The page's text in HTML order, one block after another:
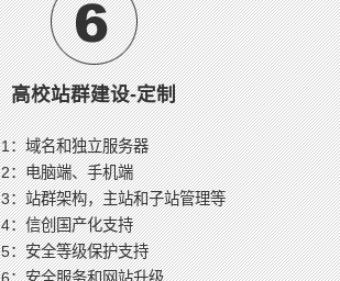
高校站群建设-定制
1：域名和独立服务器
2：电脑端、手机端
3：站群架构，主站和子站管理等
4：信创国产化支持
5：安全等级保护支持